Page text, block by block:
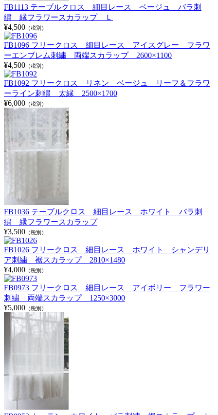
FB1113 テーブルクロス 細目レース ベージュ バラ刺
繍 縁フラワースカラップ Ｌ
¥4,500 （税別）
FB1096 フリークロス 細目レース アイスグレー フラワ
ーエンブレム刺繍 両端スカラップ 2600×1100
¥4,500 （税別）
FB1092 フリークロス リネン ベージュ リーフ＆フラワ
ーライン刺繍 太縁 2500×1700
¥6,000 （税別）
FB1036 テーブルクロス 細目レース ホワイト バラ刺
繍 縁フラワースカラップ
¥3,500 （税別）
FB1026 フリークロス 細目レース ホワイト シャンデリ
ア刺繍 裾スカラップ 2810×1480
¥4,000 （税別）
FB0973 フリークロス 細目レース アイボリー フラワー
刺繍 両端スカラップ 1250×3000
¥5,000 （税別）